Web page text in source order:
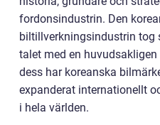
fordonsindustrin. Den
biltillverkningsindustrin tog
talet med en
dess har koreanska
expanderat internationellt
i hela världen.